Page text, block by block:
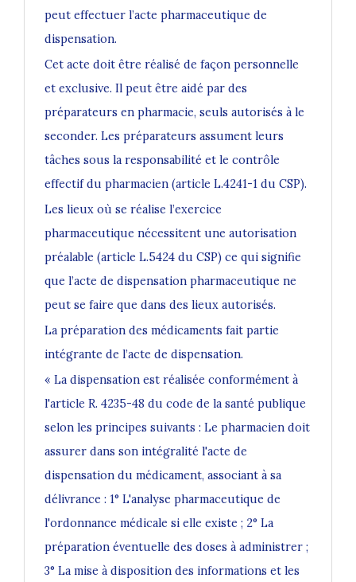
peut effectuer l’acte pharmaceutique de
dispensation.
Cet acte doit être réalisé de façon personnelle
et exclusive. Il peut être aidé par des
préparateurs en pharmacie, seuls autorisés à le
seconder. Les préparateurs assument leurs
tâches sous la responsabilité et le contrôle
effectif du pharmacien (article L.4241-1 du CSP).
Les lieux où se réalise l’exercice
pharmaceutique nécessitent une autorisation
préalable (article L.5424 du CSP) ce qui signifie
que l’acte de dispensation pharmaceutique ne
peut se faire que dans des lieux autorisés.
La préparation des médicaments fait partie
intégrante de l’acte de dispensation.
« La dispensation est réalisée conformément à
l'article R. 4235-48 du code de la santé publique
selon les principes suivants : Le pharmacien doit
assurer dans son intégralité l'acte de
dispensation du médicament, associant à sa
délivrance : 1° L'analyse pharmaceutique de
l'ordonnance médicale si elle existe ; 2° La
préparation éventuelle des doses à administrer ;
3° La mise à disposition des informations et les